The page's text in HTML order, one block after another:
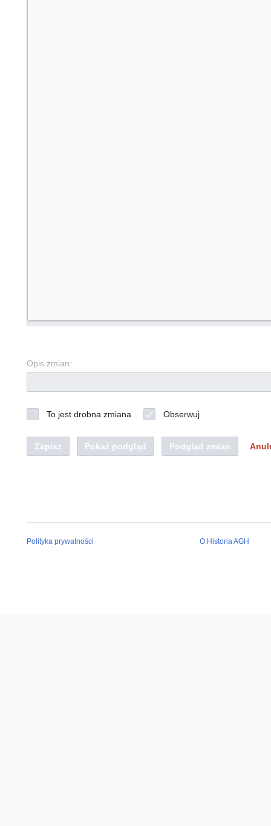
Opis zmian:
To jest drobna zmiana Obserwuj
Zapisz Pokaż podgląd Podgląd zmian
Polityka prywatności O Historia AGH